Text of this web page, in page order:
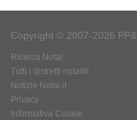
Copyright © 2007-2026
Ricerca Notai
Tutti i distretti notarili
Notizie Notai.it
Privacy
Informativa Cookie